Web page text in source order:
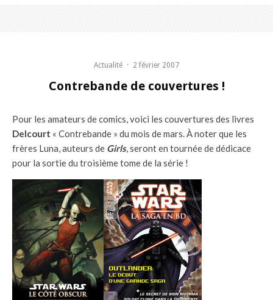
Actualité · 2 février 2007
Contrebande de couvertures !
Pour les amateurs de comics, voici les couvertures des livres
Delcourt « Contrebande » du mois de mars. À noter que les
frères Luna, auteurs de Girls, seront en tournée de dédicace
pour la sortie du troisième tome de la série !